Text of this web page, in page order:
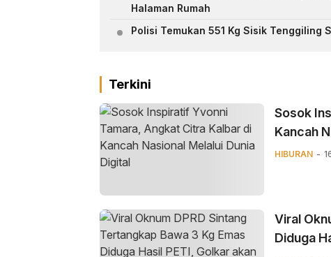
Halaman Rumah
Polisi Temukan 551 Kg Sisik Tenggiling
Terkini
‎Sosok
Kancah
HIBURAN
Viral
Diduga